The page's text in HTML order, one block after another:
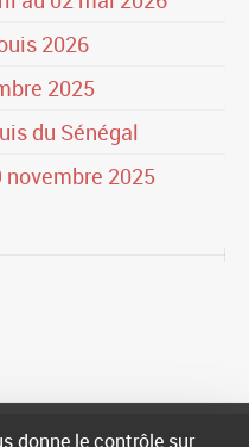
2026
2025
du Sénégal
2025
donne le contrôle sur